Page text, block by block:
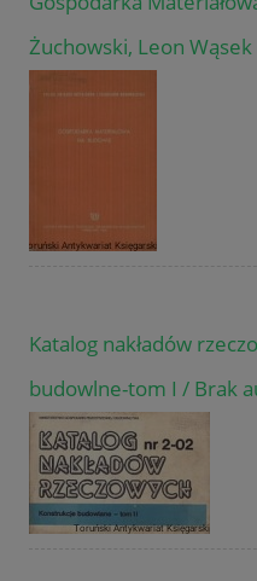
Żuchowski, Leon
Katalog nakładów
budowlne-tom I / Brak